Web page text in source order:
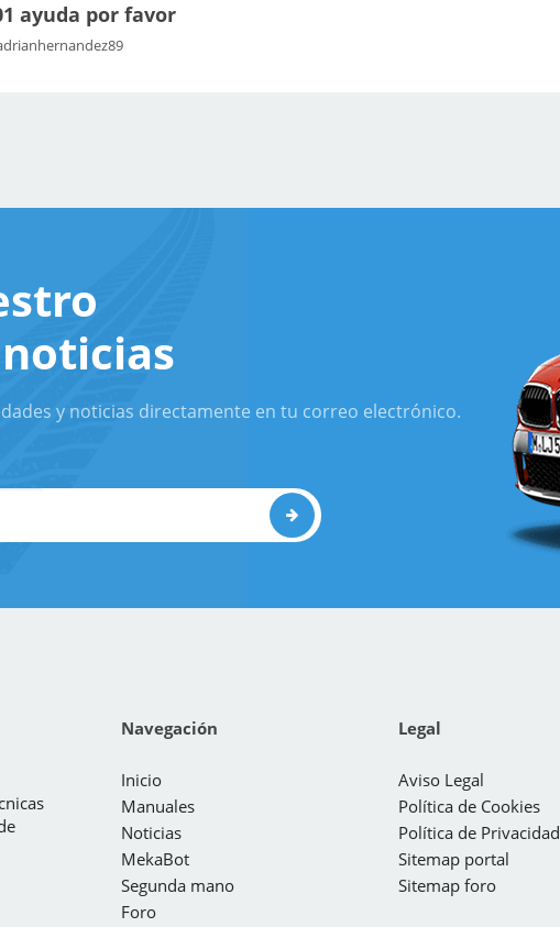
ayuda por favor
y noticias directamente en tu correo electrónico.
Navegación
Inicio
Manuales
Noticias
MekaBot
Segunda mano
Foro
Legal
Aviso Legal
Política de Cookies
Política de Privacidad
Sitemap portal
Sitemap foro